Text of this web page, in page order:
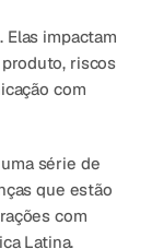
Elas impactam
riscos
com
que estão
com
Latina.